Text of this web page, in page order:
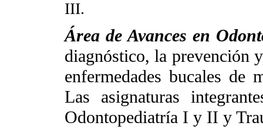
III.
Área de Avances en
diagnóstico, la prevención
enfermedades bucales de
Las asignaturas
Odontopediatría I y II y